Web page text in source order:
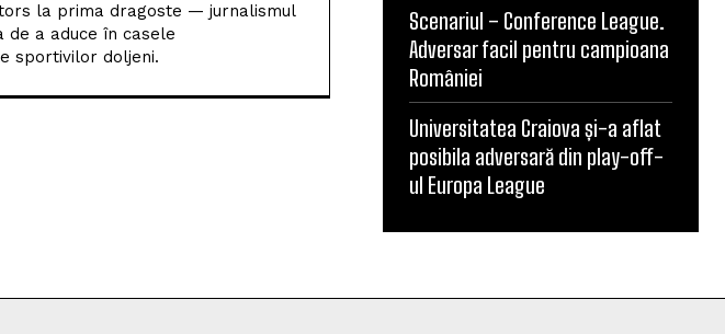
la prima dragoste — jurnalismul
a aduce în casele
sportivilor doljeni.
Scenariul – Conference League.
Adversar facil pentru campioana
României
Universitatea Craiova și-a aflat
posibila adversară din play-off-
ul Europa League